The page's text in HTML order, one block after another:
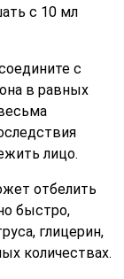
с 10 мл
с
в равных
лицо.
отбелить
быстро,
глицерин,
количествах.